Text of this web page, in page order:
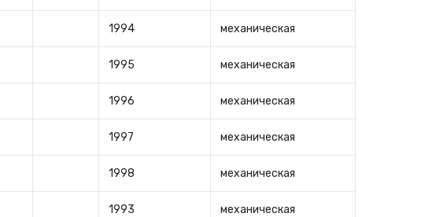
1994 механическая
1995 механическая
1996 механическая
1997 механическая
1998 механическая
1993 механическая